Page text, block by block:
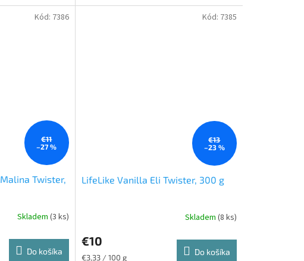
kakaových bobů, skořice...
€11
–27 %
Twister,
Skladem (3 ks)
Do košíka
Kód: 7386
€13
–23 %
LifeLike Vanilla Eli Twister, 300 g
Skladem (8 ks)
€10
Jednotková
€3,33 / 100 g
Do košíka
Kód: 7385